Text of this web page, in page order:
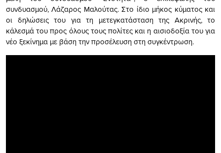
συνδυασμού, Λάζαρος Μαλούτας. Στο ίδιο μήκος κύματος και
οι δηλώσεις του για τη μετεγκατάσταση της Ακρινής, το
κάλεσμά του προς όλους τους πολίτες και η αισιοδοξία του για
νέο ξεκίνημα με βάση την προσέλευση στη συγκέντρωση.